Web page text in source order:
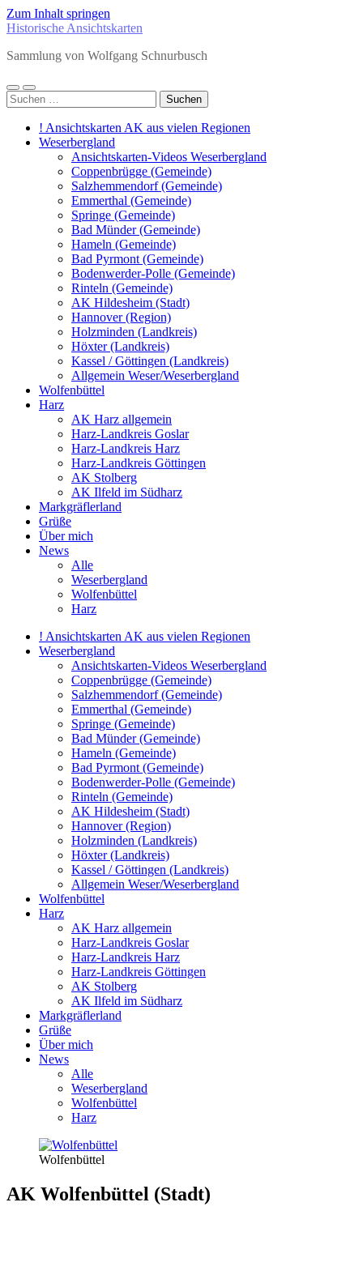
Zum Inhalt springen
Historische Ansichtskarten
Sammlung von Wolfgang Schnurbusch
Mobile-
Menü
Suchfeld
ein-/ausblenden
Suchen
nach:
! Ansichtskarten AK aus vielen Regionen
Weserbergland
Ansichtskarten-Videos Weserbergland
Coppenbrügge (Gemeinde)
Salzhemmendorf (Gemeinde)
Emmerthal (Gemeinde)
Springe (Gemeinde)
Bad Münder (Gemeinde)
Hameln (Gemeinde)
Bad Pyrmont (Gemeinde)
Bodenwerder-Polle (Gemeinde)
Rinteln (Gemeinde)
AK Hildesheim (Stadt)
Hannover (Region)
Holzminden (Landkreis)
Höxter (Landkreis)
Kassel / Göttingen (Landkreis)
Allgemein Weser/Weserbergland
Wolfenbüttel
Harz
AK Harz allgemein
Harz-Landkreis Goslar
Harz-Landkreis Harz
Harz-Landkreis Göttingen
AK Stolberg
AK Ilfeld im Südharz
Markgräflerland
Grüße
Über mich
News
Alle
Weserbergland
Wolfenbüttel
Harz
! Ansichtskarten AK aus vielen Regionen
Weserbergland
Ansichtskarten-Videos Weserbergland
Coppenbrügge (Gemeinde)
Salzhemmendorf (Gemeinde)
Emmerthal (Gemeinde)
Springe (Gemeinde)
Bad Münder (Gemeinde)
Hameln (Gemeinde)
Bad Pyrmont (Gemeinde)
Bodenwerder-Polle (Gemeinde)
Rinteln (Gemeinde)
AK Hildesheim (Stadt)
Hannover (Region)
Holzminden (Landkreis)
Höxter (Landkreis)
Kassel / Göttingen (Landkreis)
Allgemein Weser/Weserbergland
Wolfenbüttel
Harz
AK Harz allgemein
Harz-Landkreis Goslar
Harz-Landkreis Harz
Harz-Landkreis Göttingen
AK Stolberg
AK Ilfeld im Südharz
Markgräflerland
Grüße
Über mich
News
Alle
Weserbergland
Wolfenbüttel
Harz
Wolfenbüttel
AK Wolfenbüttel (Stadt)